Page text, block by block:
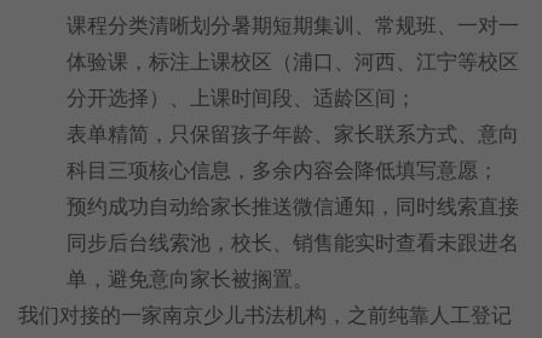
课程分类清晰划分暑期短期集训、常规班、一对一
体验课，标注上课校区（浦口、河西、江宁等校区
分开选择）、上课时间段、适龄区间；
表单精简，只保留孩子年龄、家长联系方式、意向
科目三项核心信息，多余内容会降低填写意愿；
预约成功自动给家长推送微信通知，同时线索直接
同步后台线索池，校长、销售能实时查看未跟进名
单，避免意向家长被搁置。
我们对接的一家南京少儿书法机构，之前纯靠人工登记